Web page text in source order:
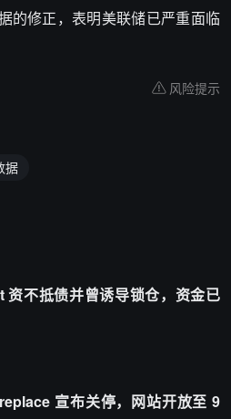
的修正，表明美联储已严重面临
风险提示
据
资不抵债并曾诱导锁仓，资金已
宣布关停，网站开放至 9